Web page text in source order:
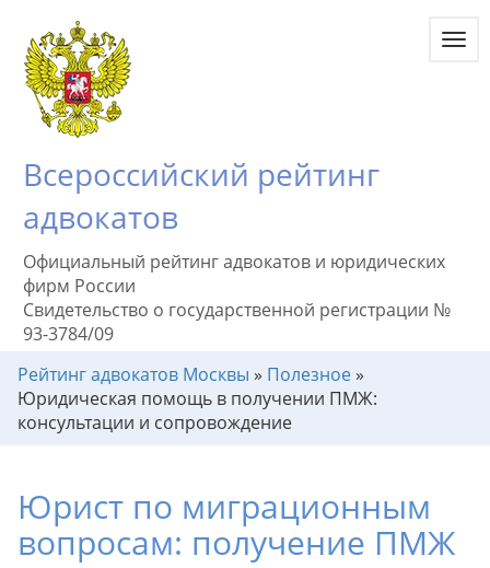
Всероссийский рейтинг
адвокатов
Официальный рейтинг адвокатов и юридических
фирм России
Свидетельство о государственной регистрации №
93-3784/09
Рейтинг адвокатов Москвы » Полезное»
Юридическая помощь в получении ПМЖ:
консультации и сопровождение
Юрист по миграционным
вопросам: получение ПМЖ